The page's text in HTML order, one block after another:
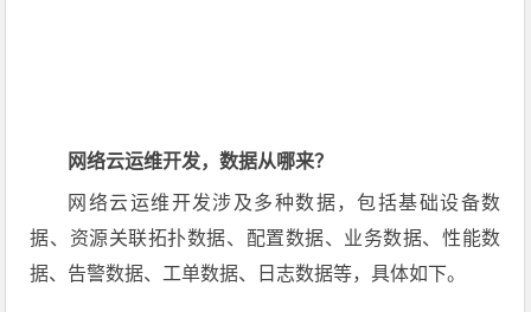
网络云运维开发，数据从哪来？
网络云运维开发涉及多种数据，包括基础设备数
据、资源关联拓扑数据、配置数据、业务数据、性能数
据、告警数据、工单数据、日志数据等，具体如下。